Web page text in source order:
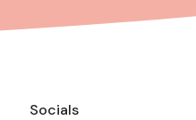
Socials